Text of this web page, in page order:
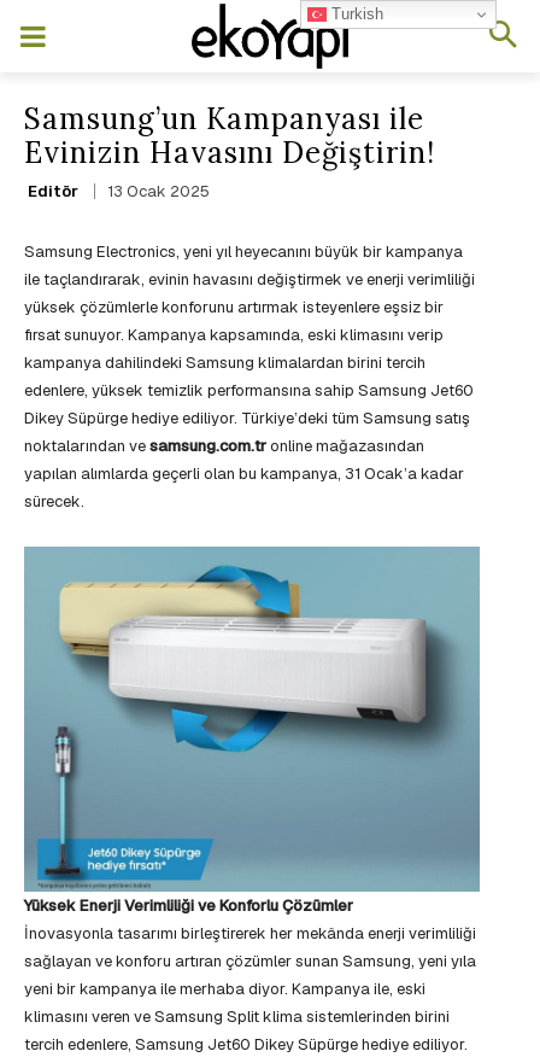
Samsung’un Kampanyası ile
Evinizin Havasını Değiştirin!
Editör 13 Ocak 2025
Samsung Electronics, yeni yıl heyecanını büyük bir kampanya
ile taçlandırarak, evinin havasını değiştirmek ve enerji verimliliği
yüksek çözümlerle konforunu artırmak isteyenlere eşsiz bir
fırsat sunuyor. Kampanya kapsamında, eski klimasını verip
kampanya dahilindeki Samsung klimalardan birini tercih
edenlere, yüksek temizlik performansına sahip Samsung Jet60
Dikey Süpürge hediye ediliyor. Türkiye’deki tüm Samsung satış
noktalarından vesamsung.com.tronline mağazasından
yapılan alımlarda geçerli olan bu kampanya, 31 Ocak’a kadar
sürecek.
Yüksek Enerji Verimliliği ve Konforlu Çözümler
İnovasyonla tasarımı birleştirerek her mekânda enerji verimliliği
sağlayan ve konforu artıran çözümler sunan Samsung, yeni yıla
yeni bir kampanya ile merhaba diyor. Kampanya ile, eski
klimasını veren ve Samsung Split klima sistemlerinden birini
tercih edenlere, Samsung Jet60 Dikey Süpürge hediye ediliyor.
Turkish